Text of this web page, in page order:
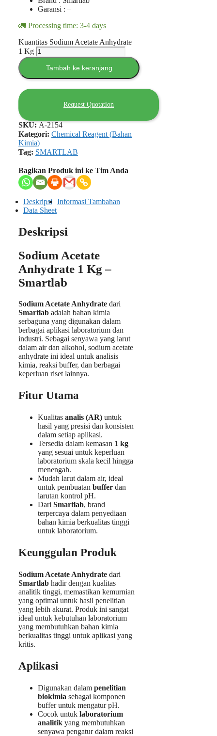
Garansi : –
🚛 Processing time: 3-4 days
Kuantitas Sodium Acetate Anhydrate
1 Kg
Tambah ke keranjang
Request Quotation
SKU: A-2154
Kategori: Chemical Reagent (Bahan
Kimia)
Tag: SMARTLAB
Bagikan Produk ini ke Tim Anda
Deskripsi Informasi Tambahan
Data Sheet
Deskripsi
Sodium Acetate
Anhydrate 1 Kg –
Smartlab
Sodium Acetate Anhydrate dari
Smartlab adalah bahan kimia
serbaguna yang digunakan dalam
berbagai aplikasi laboratorium dan
industri. Sebagai senyawa yang larut
dalam air dan alkohol, sodium acetate
anhydrate ini ideal untuk analisis
kimia, reaksi buffer, dan berbagai
keperluan riset lainnya.
Fitur Utama
Kualitas analis (AR) untuk
hasil yang presisi dan konsisten
dalam setiap aplikasi.
Tersedia dalam kemasan 1 kg
yang sesuai untuk keperluan
laboratorium skala kecil hingga
menengah.
Mudah larut dalam air, ideal
untuk pembuatan buffer dan
larutan kontrol pH.
Dari Smartlab, brand
terpercaya dalam penyediaan
bahan kimia berkualitas tinggi
untuk laboratorium.
Keunggulan Produk
Sodium Acetate Anhydrate dari
Smartlab hadir dengan kualitas
analitik tinggi, memastikan kemurnian
yang optimal untuk hasil penelitian
yang lebih akurat. Produk ini sangat
ideal untuk kebutuhan laboratorium
yang membutuhkan bahan kimia
berkualitas tinggi untuk aplikasi yang
kritis.
Aplikasi
Digunakan dalam penelitian
biokimia sebagai komponen
buffer untuk mengatur pH.
Cocok untuk laboratorium
analitik yang membutuhkan
senyawa pengatur dalam reaksi